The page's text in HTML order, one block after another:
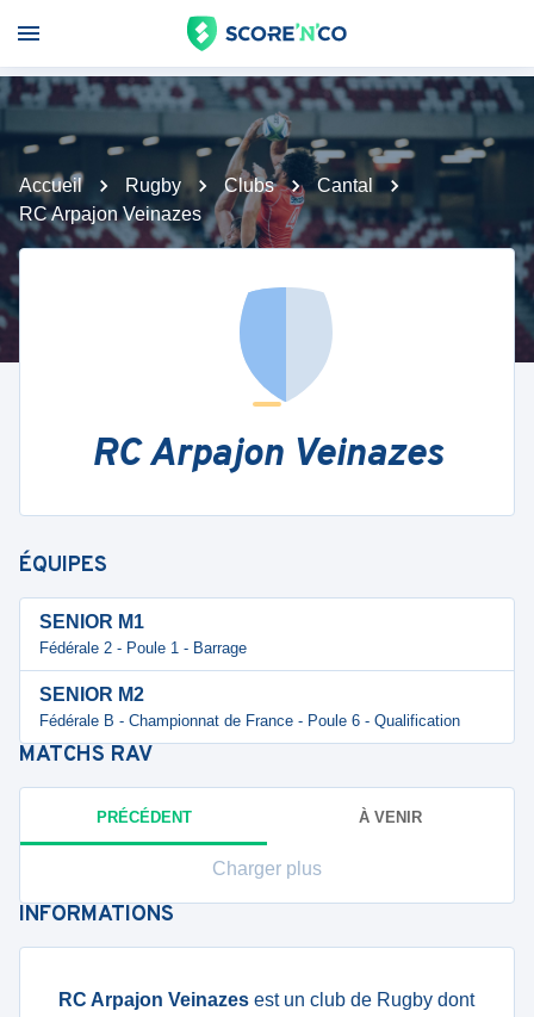
Accueil Rugby Clubs
Cantal
RC Arpajon Veinazes
RC Arpajon Veinazes
ÉQUIPES
SENIOR M1
Fédérale 2 - Poule 1 - Barrage
SENIOR M2
Fédérale B - Championnat de France - Poule 6 - Qualification
MATCHS RAV
PRÉCÉDENT À VENIR
Charger plus
INFORMATIONS
RC Arpajon Veinazes est un club de Rugby dont